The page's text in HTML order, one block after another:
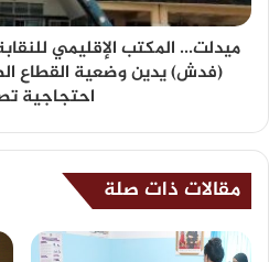
ميدلت... المكتب الإقليمي
(فدش) يدين وضعية القطاع
احتجاجية
مقالات ذات صلة